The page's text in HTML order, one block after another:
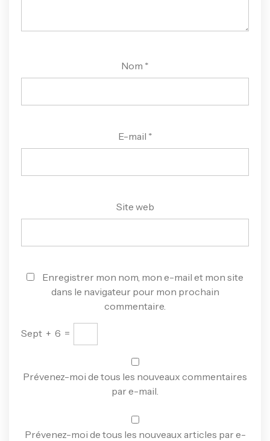
Nom *
E-mail *
Site web
Enregistrer mon nom, mon e-mail et mon site
dans le navigateur pour mon prochain
commentaire.
Sept + 6 =
Prévenez-moi de tous les nouveaux commentaires
par e-mail.
Prévenez-moi de tous les nouveaux articles par e-